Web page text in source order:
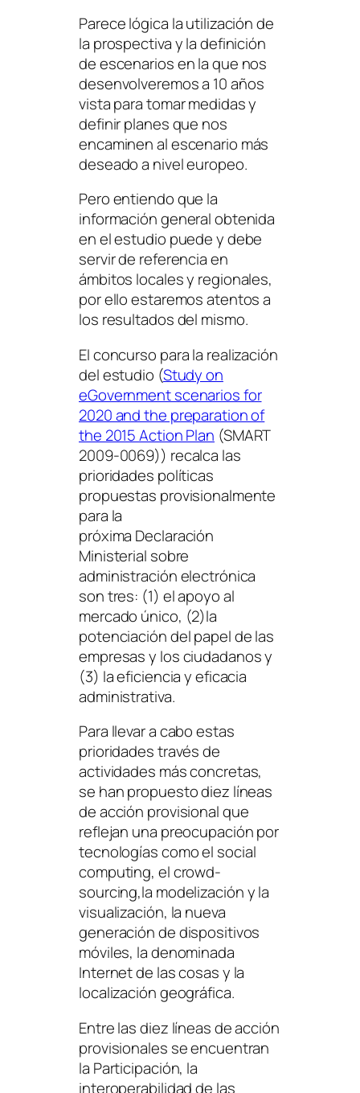
Parece lógica la utilización de
la prospectiva y la definición
de escenarios en la que nos
desenvolveremos a 10 años
vista para tomar medidas y
definir planes que nos
encaminen al escenario más
deseado a nivel europeo.
Pero entiendo que la
información general obtenida
en el estudio puede y debe
servir de referencia en
ámbitos locales y regionales,
por ello estaremos atentos a
los resultados del mismo.
El concurso para la realización
del estudio (Study on
eGovernment scenarios for
2020 and the preparation of
the 2015 Action Plan (SMART
2009-0069)) recalca las
prioridades políticas
propuestas provisionalmente
para la
próxima Declaración
Ministerial sobre
administración electrónica
son tres: (1) el apoyo al
mercado único, (2)la
potenciación del papel de las
empresas y los ciudadanos y
(3) la eficiencia y eficacia
administrativa.
Para llevar a cabo estas
prioridades través de
actividades más concretas,
se han propuesto diez líneas
de acción provisional que
reflejan una preocupación por
tecnologías como el social
computing, elcrowd-
sourcing,la modelización y la
visualización, la nueva
generación de dispositivos
móviles, la denominada
Internet de las cosas y la
localización geográfica.
Entre las diez líneas de acción
provisionales se encuentran
la Participación, la
interoperabilidad de las